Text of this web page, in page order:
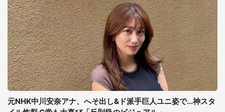
元NHK中川安奈アナ、へそ出し&ド派手巨人ユニ姿で...神スタ